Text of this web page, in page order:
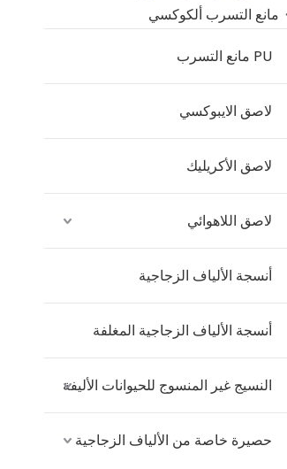
مانع التسرب ألكوكسي
PU مانع التسرب
لاصق الايبوكسي
لاصق الأكريليك
لاصق اللاهوائي
أنسجة الألياف الزجاجية
أنسجة الألياف الزجاجية المغلفة
النسيج غير المنسوج للحيوانات الأليفة
حصيرة خاصة من الألياف الزجاجية